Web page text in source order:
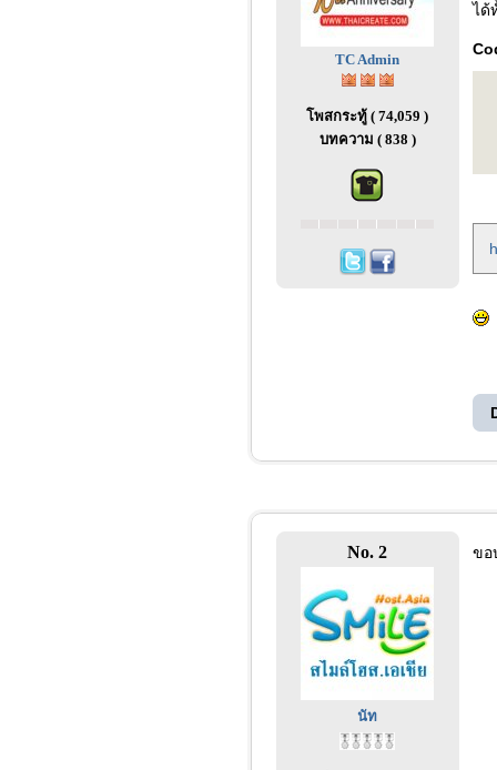
TC Admin
โพสกระทู้ ( 74,059 )
บทความ ( 838 )
ได้
No. 2
นัท
ขอ